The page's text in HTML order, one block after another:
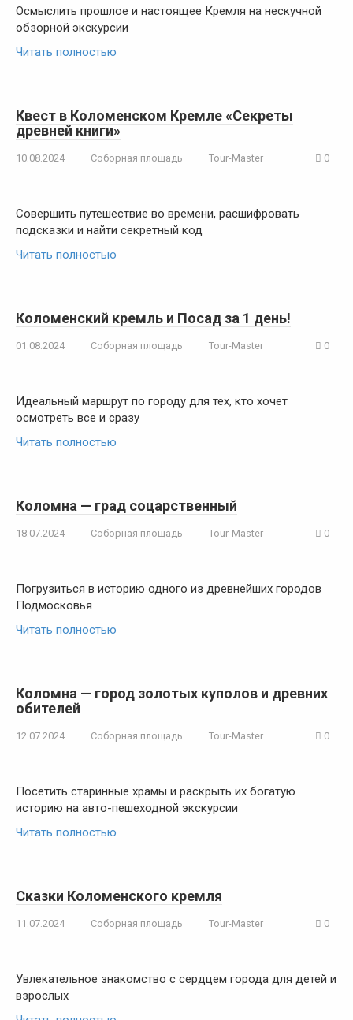
Осмыслить прошлое и настоящее Кремля на нескучной
обзорной экскурсии
Читать полностью
Квест в Коломенском Кремле «Секреты
древней книги»
10.08.2024 Соборная площадь Tour-Master 0
Совершить путешествие во времени, расшифровать
подсказки и найти секретный код
Читать полностью
Коломенский кремль и Посад за 1 день!
01.08.2024 Соборная площадь Tour-Master 0
Идеальный маршрут по городу для тех, кто хочет
осмотреть все и сразу
Читать полностью
Коломна — град соцарственный
18.07.2024 Соборная площадь Tour-Master 0
Погрузиться в историю одного из древнейших городов
Подмосковья
Читать полностью
Коломна — город золотых куполов и древних
обителей
12.07.2024 Соборная площадь Tour-Master 0
Посетить старинные храмы и раскрыть их богатую
историю на авто-пешеходной экскурсии
Читать полностью
Сказки Коломенского кремля
11.07.2024 Соборная площадь Tour-Master 0
Увлекательное знакомство с сердцем города для детей и
взрослых